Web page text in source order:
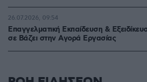
Επαγγελματική Εκπαίδευση &
σε Bάζει στην Aγορά Eργασίας
26.07.2026, 09:54